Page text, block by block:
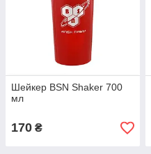
Шейкер BSN Shaker 700
мл
170 ₴